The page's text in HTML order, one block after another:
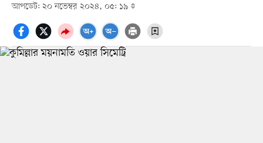
আপডেট: ২০ নভেম্বর ২০২৪, ০৫: ১৯